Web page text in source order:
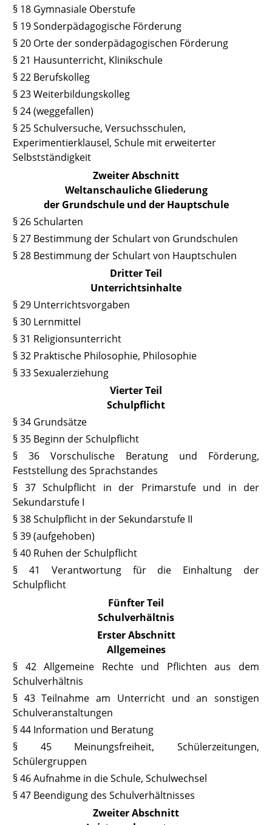
§ 18 Gymnasiale Oberstufe
§ 19 Sonderpädagogische Förderung
§ 20 Orte der sonderpädagogischen Förderung
§ 21 Hausunterricht, Klinikschule
§ 22 Berufskolleg
§ 23 Weiterbildungskolleg
§ 24 (weggefallen)
§ 25 Schulversuche, Versuchsschulen,
Experimentierklausel, Schule mit erweiterter
Selbstständigkeit
Zweiter Abschnitt
Weltanschauliche Gliederung
der Grundschule und der Hauptschule
§ 26 Schularten
§ 27 Bestimmung der Schulart von Grundschulen
§ 28 Bestimmung der Schulart von Hauptschulen
Dritter Teil
Unterrichtsinhalte
§ 29 Unterrichtsvorgaben
§ 30 Lernmittel
§ 31 Religionsunterricht
§ 32 Praktische Philosophie, Philosophie
§ 33 Sexualerziehung
Vierter Teil
Schulpflicht
§ 34 Grundsätze
§ 35 Beginn der Schulpflicht
§ 36 Vorschulische Beratung und Förderung,
Feststellung des Sprachstandes
§ 37 Schulpflicht in der Primarstufe und in der
Sekundarstufe I
§ 38 Schulpflicht in der Sekundarstufe II
§ 39 (aufgehoben)
§ 40 Ruhen der Schulpflicht
§ 41 Verantwortung für die Einhaltung der
Schulpflicht
Fünfter Teil
Schulverhältnis
Erster Abschnitt
Allgemeines
§ 42 Allgemeine Rechte und Pflichten aus dem
Schulverhältnis
§ 43 Teilnahme am Unterricht und an sonstigen
Schulveranstaltungen
§ 44 Information und Beratung
§ 45 Meinungsfreiheit, Schülerzeitungen,
Schülergruppen
§ 46 Aufnahme in die Schule, Schulwechsel
§ 47 Beendigung des Schulverhältnisses
Zweiter Abschnitt